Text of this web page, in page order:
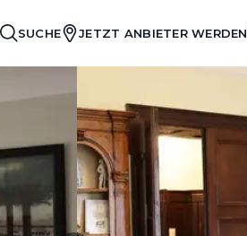
SUCHE JETZT ANBIETER WERDEN